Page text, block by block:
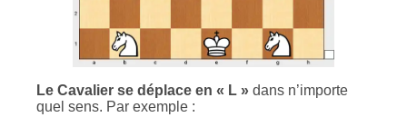
Le Cavalier se déplace en « L » dans n’importe
quel sens. Par exemple :